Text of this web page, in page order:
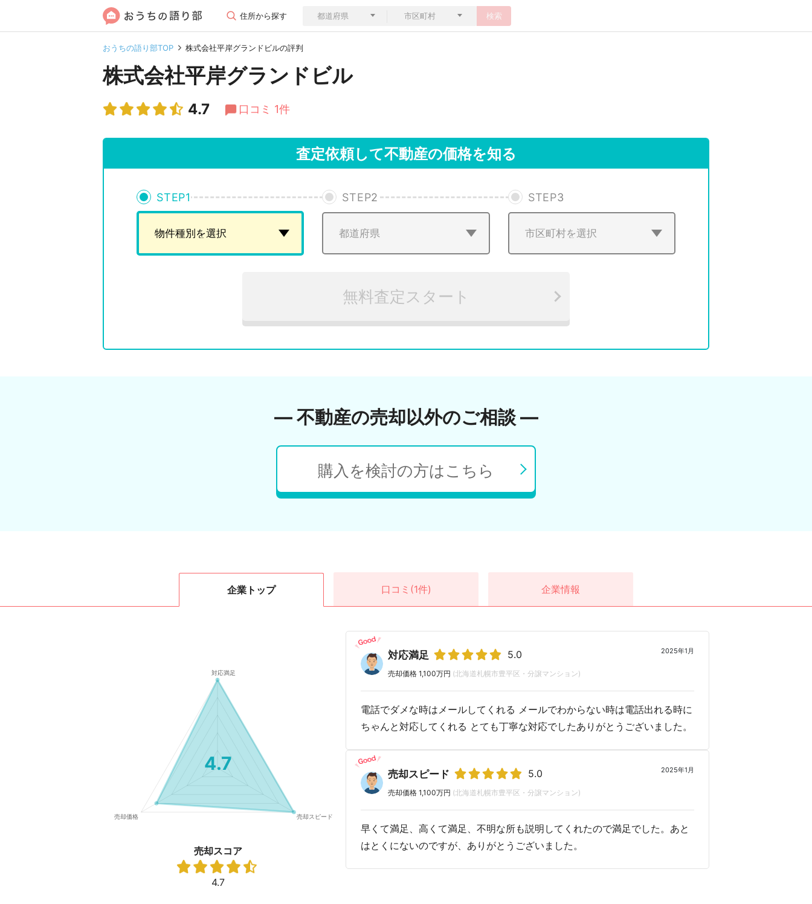
住所から探す 検索
おうちの語り部TOP 株式会社平岸グランドビルの評判
株式会社平岸グランドビル
4.7 口コミ 1件
査定依頼して不動産の価格を知る
STEP1 STEP2 STEP3
無料査定スタート
― 不動産の売却以外のご相談 ―
購入を検討の方はこちら
企業 トップ 口コミ (1件) 企業情報
4.7
売却スコア
4.7
2025年1月
対応満足 5.0
売却価格 1,100万円 (北海道札幌市豊平区・分譲マンション)
電話でダメな時はメールしてくれる メールでわからない時は電話出れる時に
ちゃんと対応してくれる とても丁寧な対応でしたありがとうございました。
2025年1月
売却スピード 5.0
売却価格 1,100万円 (北海道札幌市豊平区・分譲マンション)
早くて満足、高くて満足、不明な所も説明してくれたので満足でした。あと
はとくにないのですが、ありがとうございました。